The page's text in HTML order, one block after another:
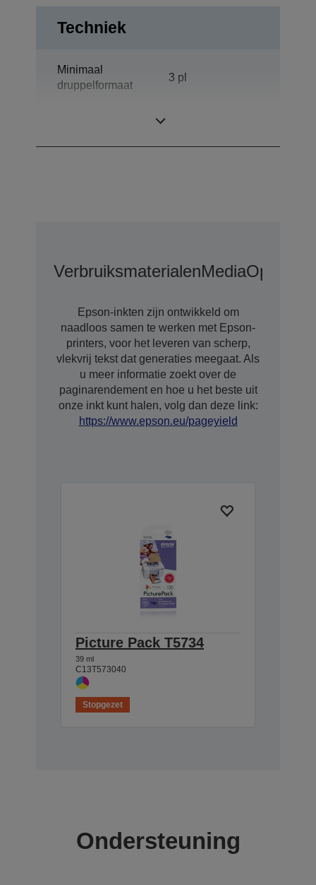
Techniek
Minimaal
druppelformaat
3 pl
VerbruiksmaterialenMediaOpties
Epson-inkten zijn ontwikkeld om
naadloos samen te werken met Epson-
printers, voor het leveren van scherp,
vlekvrij tekst dat generaties meegaat. Als
u meer informatie zoekt over de
paginarendement en hoe u het beste uit
onze inkt kunt halen, volg dan deze link:
https://www.epson.eu/pageyield
Picture Pack T5734
39 ml
C13T573040
Stopgezet
Ondersteuning